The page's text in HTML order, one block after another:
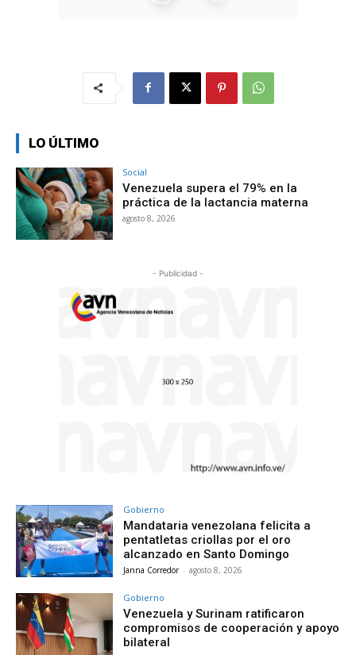
LO ÚLTIMO
Social
Venezuela supera el 79% en la
práctica de la lactancia materna
agosto 8, 2026
- Publicidad -
Gobierno
Mandataria venezolana felicita a
pentatletas criollas por el oro
alcanzado en Santo Domingo
Janna Corredor - agosto 8, 2026
Gobierno
Venezuela y Surinam ratificaron
compromisos de cooperación y apoyo
bilateral